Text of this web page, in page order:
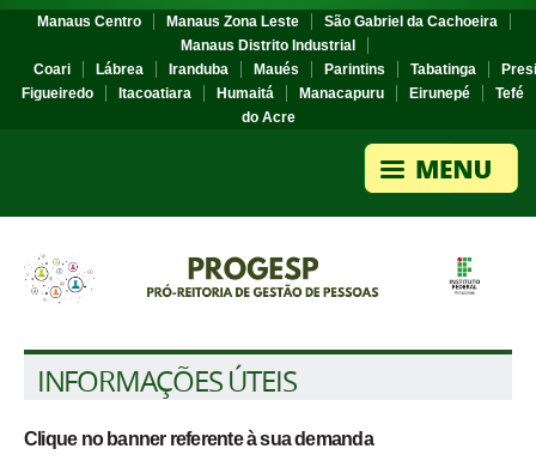
Manaus Centro Manaus Zona Leste
São Gabriel da Cachoeira
Manaus Distrito Industrial
Coari
Lábrea Iranduba Maués Parintins Tabatinga
Figueiredo
Itacoatiara Humaitá Manacapuru Eirunepé
Tefé
do Acre
INFORMAÇÕES ÚTEIS
Clique no banner referente à sua demanda